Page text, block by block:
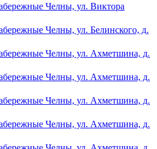
Челны, ул. Виктора
Челны, ул. Белинского, д.
Челны, ул. Ахметшина, д.
Челны, ул. Ахметшина, д.
Челны, ул. Ахметшина, д.
Челны, ул. Ахметшина, д.